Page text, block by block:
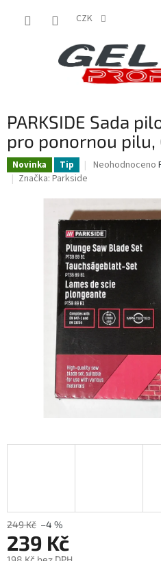
CZK
PARKSIDE Sada
pro ponornou pilu,
Novinka Tip
Průměrné
je
0,0
z
5
hvězdiček.
Neohodnoceno
Značka: Parkside
249 Kč –4 %
239 Kč